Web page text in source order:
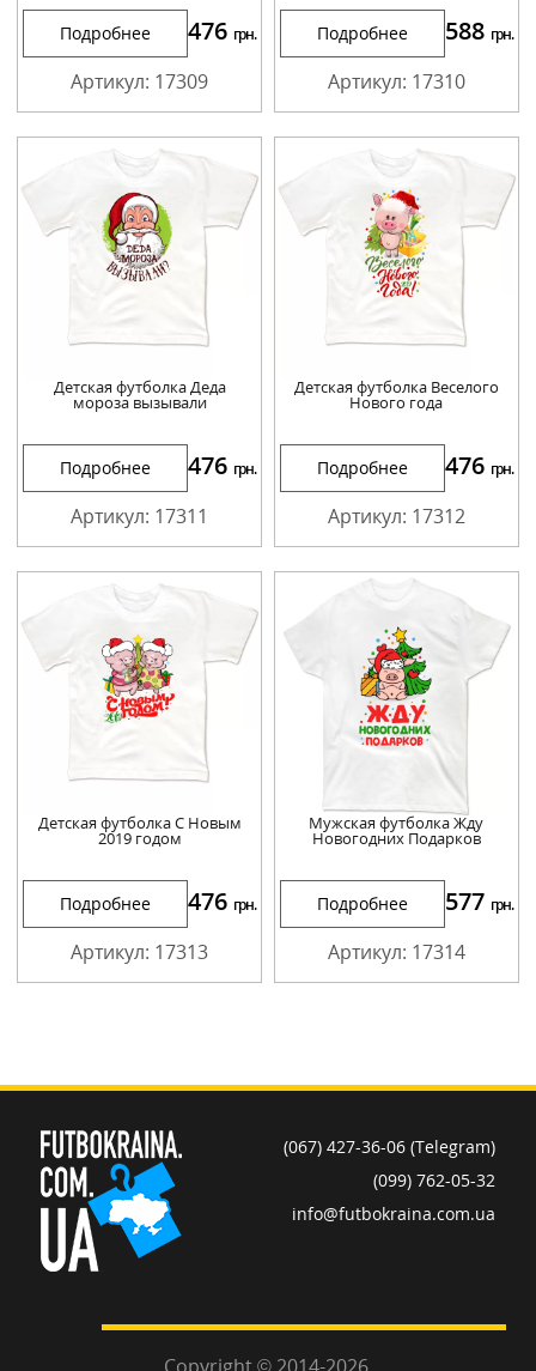
Подробнее 476 грн.
Артикул: 17309
Подробнее 588 грн.
Артикул: 17310
Детская футболка Деда
мороза вызывали
Подробнее 476 грн.
Артикул: 17311
Детская футболка Веселого
Нового года
Подробнее 476 грн.
Артикул: 17312
Детская футболка С Новым
2019 годом
Подробнее 476 грн.
Артикул: 17313
Мужская футболка Жду
Новогодних Подарков
Подробнее 577 грн.
Артикул: 17314
(067) 427-36-06 (Telegram)
(099) 762-05-32
info@futbokraina.com.ua
Copyright © 2014-2026.